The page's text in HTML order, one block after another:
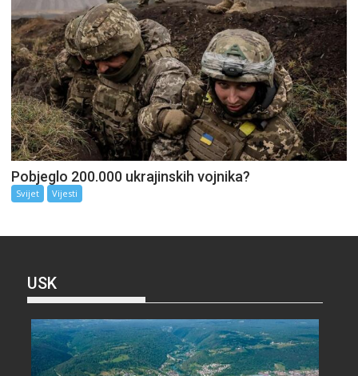
Pobjeglo 200.000 ukrajinskih vojnika?
Svijet Vijesti
USK